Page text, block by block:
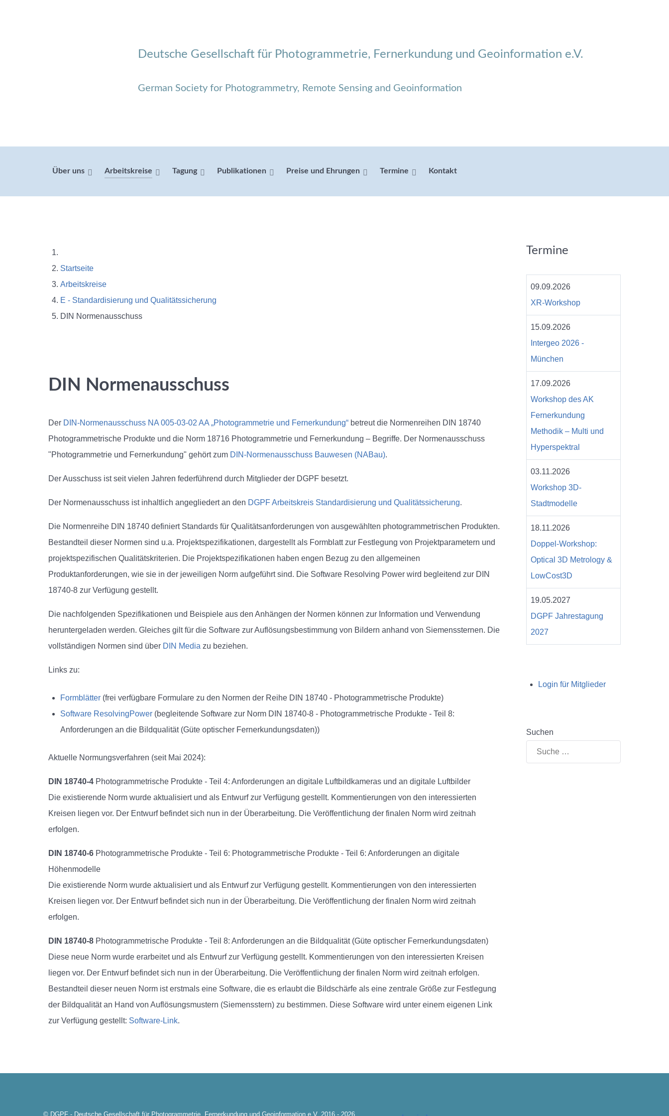
Deutsche Gesellschaft für Photogrammetrie, Fernerkundung und Geoinformation e.V.
German Society for Photogrammetry, Remote Sensing and Geoinformation
Über uns Arbeitskreise Tagung Publikationen Preise und Ehrungen Termine Kontakt
Startseite
Arbeitskreise
E - Standardisierung und Qualitätssicherung
DIN Normenausschuss
DIN Normenausschuss
Der DIN-Normenausschuss NA 005-03-02 AA „Photogrammetrie und Fernerkundung“ betreut die Normenreihen DIN 18740
Photogrammetrische Produkte und die Norm 18716 Photogrammetrie und Fernerkundung – Begriffe. Der Normenausschuss
"Photogrammetrie und Fernerkundung" gehört zum DIN-Normenausschuss Bauwesen (NABau).
Der Ausschuss ist seit vielen Jahren federführend durch Mitglieder der DGPF besetzt.
Der Normenausschuss ist inhaltlich angegliedert an den DGPF Arbeitskreis Standardisierung und Qualitätssicherung.
Die Normenreihe DIN 18740 definiert Standards für Qualitätsanforderungen von ausgewählten photogrammetrischen Produkten.
Bestandteil dieser Normen sind u.a. Projektspezifikationen, dargestellt als Formblatt zur Festlegung von Projektparametern und
projektspezifischen Qualitätskriterien. Die Projektspezifikationen haben engen Bezug zu den allgemeinen
Produktanforderungen, wie sie in der jeweiligen Norm aufgeführt sind. Die Software Resolving Power wird begleitend zur DIN
18740-8 zur Verfügung gestellt.
Die nachfolgenden Spezifikationen und Beispiele aus den Anhängen der Normen können zur Information und Verwendung
heruntergeladen werden. Gleiches gilt für die Software zur Auflösungsbestimmung von Bildern anhand von Siemenssternen. Die
vollständigen Normen sind über DIN Media zu beziehen.
Links zu:
Formblätter (frei verfügbare Formulare zu den Normen der Reihe DIN 18740 - Photogrammetrische Produkte)
Software ResolvingPower (begleitende Software zur Norm DIN 18740-8 - Photogrammetrische Produkte - Teil 8:
Anforderungen an die Bildqualität (Güte optischer Fernerkundungsdaten))
Aktuelle Normungsverfahren (seit Mai 2024):
DIN 18740-4 Photogrammetrische Produkte - Teil 4: Anforderungen an digitale Luftbildkameras und an digitale Luftbilder
Die existierende Norm wurde aktualisiert und als Entwurf zur Verfügung gestellt. Kommentierungen von den interessierten
Kreisen liegen vor. Der Entwurf befindet sich nun in der Überarbeitung. Die Veröffentlichung der finalen Norm wird zeitnah
erfolgen.
DIN 18740-6 Photogrammetrische Produkte - Teil 6: Photogrammetrische Produkte - Teil 6: Anforderungen an digitale
Höhenmodelle
Die existierende Norm wurde aktualisiert und als Entwurf zur Verfügung gestellt. Kommentierungen von den interessierten
Kreisen liegen vor. Der Entwurf befindet sich nun in der Überarbeitung. Die Veröffentlichung der finalen Norm wird zeitnah
erfolgen.
DIN 18740-8 Photogrammetrische Produkte - Teil 8: Anforderungen an die Bildqualität (Güte optischer Fernerkundungsdaten)
Diese neue Norm wurde erarbeitet und als Entwurf zur Verfügung gestellt. Kommentierungen von den interessierten Kreisen
liegen vor. Der Entwurf befindet sich nun in der Überarbeitung. Die Veröffentlichung der finalen Norm wird zeitnah erfolgen.
Bestandteil dieser neuen Norm ist erstmals eine Software, die es erlaubt die Bildschärfe als eine zentrale Größe zur Festlegung
der Bildqualität an Hand von Auflösungsmustern (Siemensstern) zu bestimmen. Diese Software wird unter einem eigenen Link
zur Verfügung gestellt: Software-Link.
Termine
09.09.2026
XR-Workshop
15.09.2026
Intergeo 2026 -
München
17.09.2026
Workshop des AK
Fernerkundung
Methodik – Multi und
Hyperspektral
03.11.2026
Workshop 3D-
Stadtmodelle
18.11.2026
Doppel-Workshop:
Optical 3D Metrology &
LowCost3D
19.05.2027
DGPF Jahrestagung
2027
Login für Mitglieder
Suchen
© DGPF - Deutsche Gesellschaft für Photogrammetrie, Fernerkundung und Geoinformation e.V. 2016 - 2026